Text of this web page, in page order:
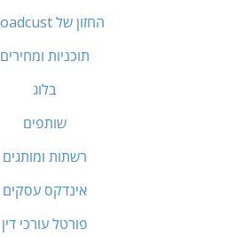
החזון של Broadcust
תוכניות ומחירים
בלוג
שותפים
רשתות ומותגים
אינדקס עסקים
פורטל עורכי דין